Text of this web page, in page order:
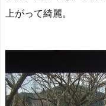
上がって綺麗。